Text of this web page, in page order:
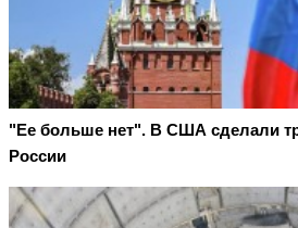
"Ее больше нет". В США сделали
России